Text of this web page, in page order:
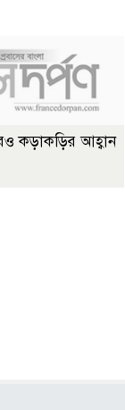
কড়াকড়ির আহ্বান